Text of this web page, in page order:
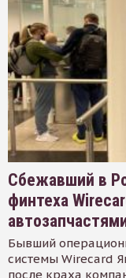
Сбежавший в
финтеха
Бывший
системы Wirecard
после краха